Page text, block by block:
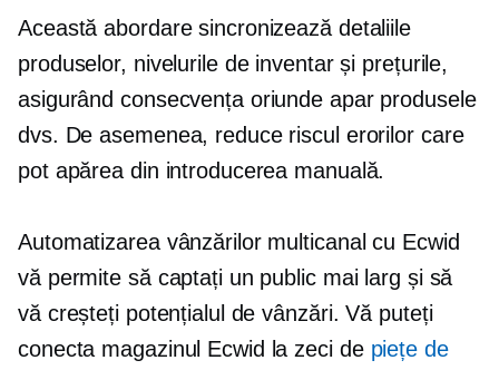
Această abordare sincronizează detaliile
produselor, nivelurile de inventar și prețurile,
asigurând consecvența oriunde apar produsele
dvs. De asemenea, reduce riscul erorilor care
pot apărea din introducerea manuală.
Automatizarea vânzărilor multicanal cu Ecwid
vă permite să captați un public mai larg și să
vă creșteți potențialul de vânzări. Vă puteți
conecta magazinul Ecwid la zeci de piețe de